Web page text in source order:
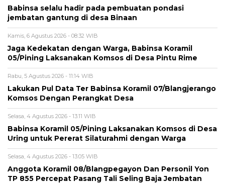
Babinsa selalu hadir pada pembuatan pondasi
jembatan gantung di desa Binaan
Kamis, 6 Agustus 2026 - 08:32 WIB
Jaga Kedekatan dengan Warga, Babinsa Koramil
05/Pining Laksanakan Komsos di Desa Pintu Rime
Rabu, 5 Agustus 2026 - 11:14 WIB
Lakukan Pul Data Ter Babinsa Koramil 07/Blangjerango
Komsos Dengan Perangkat Desa
Selasa, 4 Agustus 2026 - 13:11 WIB
Babinsa Koramil 05/Pining Laksanakan Komsos di Desa
Uring untuk Pererat Silaturahmi dengan Warga
Selasa, 4 Agustus 2026 - 13:05 WIB
Anggota Koramil 08/Blangpegayon Dan Personil Yon
TP 855 Percepat Pasang Tali Seling Baja Jembatan